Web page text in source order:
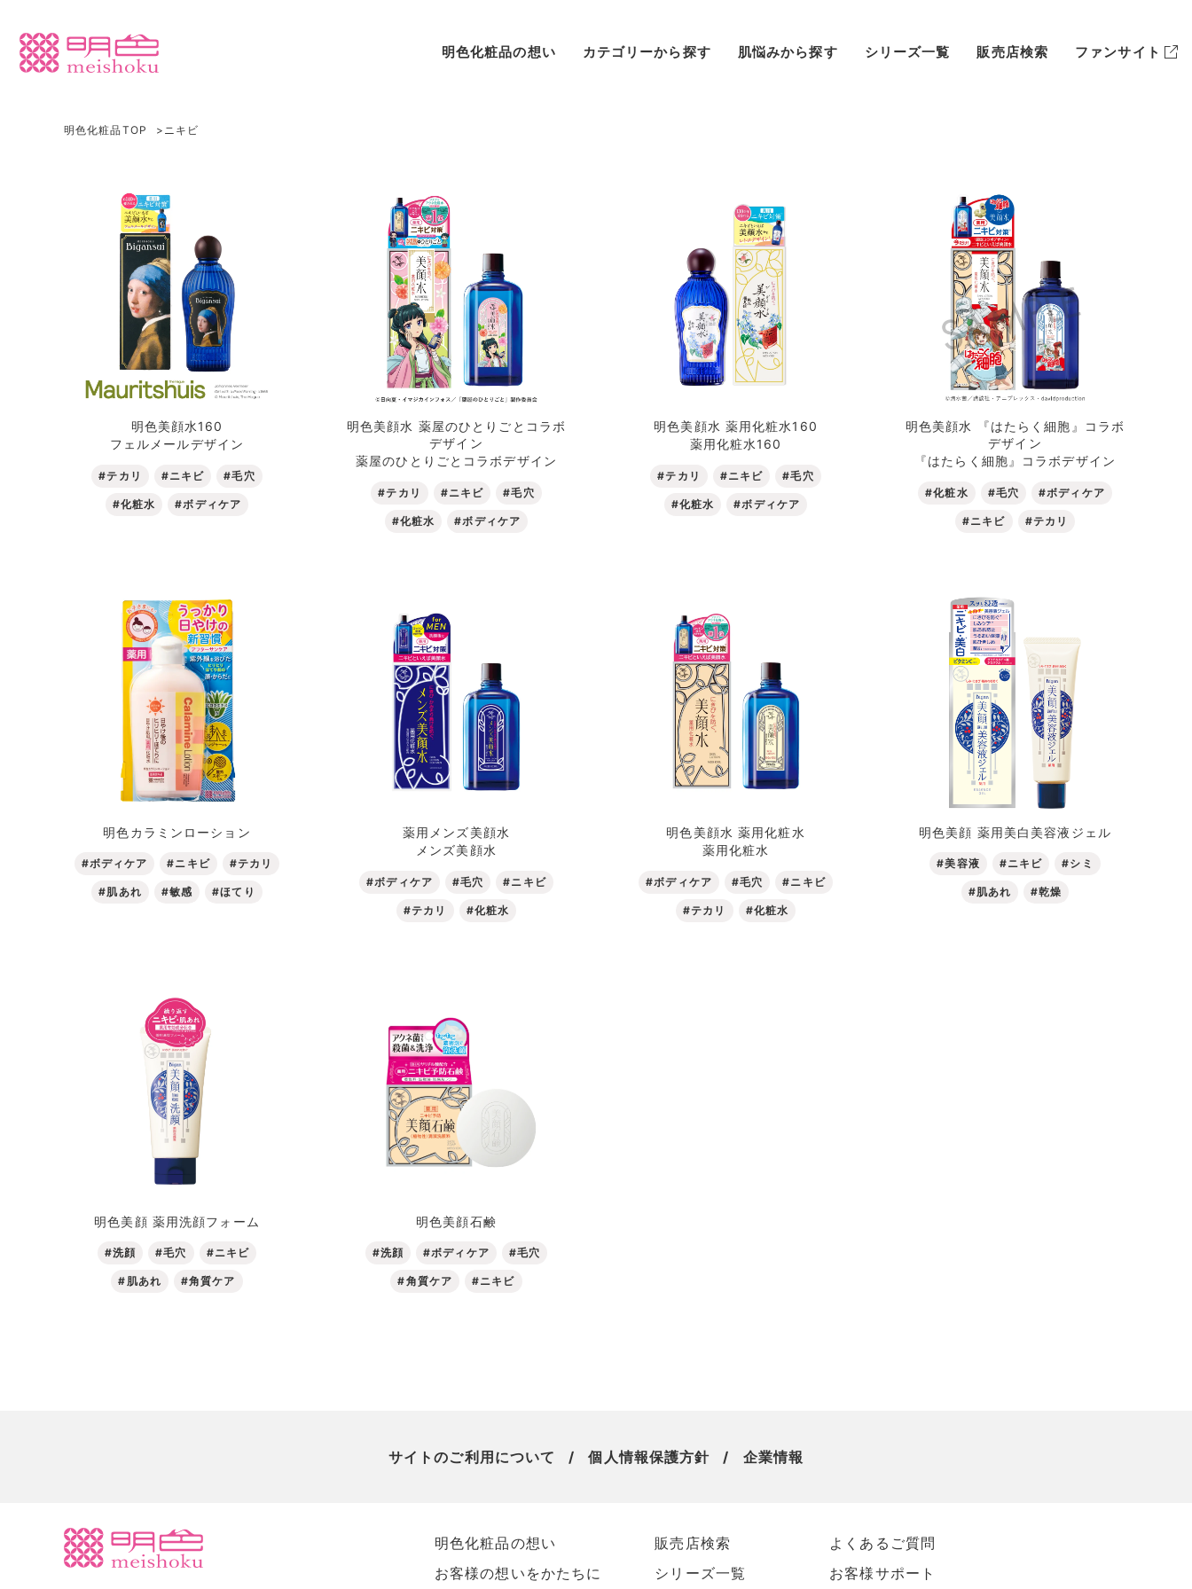
明色化粧品の想い カテゴリーから探す 肌悩みから探す シリーズ一覧 販売店検索 ファンサイト
クレンジング
洗顔
ピーリング
化粧水
クリーム
美容液
オールインワン
アイクリーム
化粧下地
BBクリーム
ファンデーション
パウダー
ボディケア
サプリメント
店頭販売終了商品
乾燥
テカリ
ほてり
エイジングケア
シミ
ムダ毛
くすみ・ざらつき
ニキビ
角質ケア シワ・たるみ
明色化粧品TOP ニキビ
明色美顔水160
フェルメールデザイン
#テカリ #ニキビ #毛穴
#化粧水 #ボディケア
明色美顔水 薬屋のひとりごとコラボ
デザイン
薬屋のひとりごとコラボデザイン
#テカリ #ニキビ #毛穴
#化粧水 #ボディケア
明色美顔水 薬用化粧水160
薬用化粧水160
#テカリ #ニキビ #毛穴
#化粧水 #ボディケア
明色美顔水 『はたらく細胞』コラボ
デザイン
『はたらく細胞』コラボデザイン
#化粧水 #毛穴 #ボディケア
#ニキビ #テカリ
明色カラミンローション
#ボディケア #ニキビ #テカリ
#肌あれ #敏感 #ほてり
薬用メンズ美顔水
メンズ美顔水
#ボディケア #毛穴 #ニキビ
#テカリ #化粧水
明色美顔水 薬用化粧水
薬用化粧水
#ボディケア #毛穴 #ニキビ
#テカリ #化粧水
明色美顔 薬用美白美容液ジェル
#美容液 #ニキビ #シミ
#肌あれ #乾燥
明色美顔 薬用洗顔フォーム
#洗顔 #毛穴 #ニキビ
#肌あれ #角質ケア
明色美顔石鹸
#洗顔 #ボディケア #毛穴
#角質ケア #ニキビ
サイトのご利用について 個人情報保護方針 企業情報
明色化粧品の想い
お客様の想いをかたちに
販売店検索
シリーズ一覧
よくあるご質問
お客様サポート